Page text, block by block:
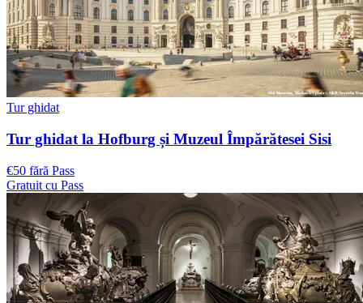
Tur ghidat
Tur ghidat la Hofburg și Muzeul Împărătesei Sisi
€50 fără Pass
Gratuit cu Pass